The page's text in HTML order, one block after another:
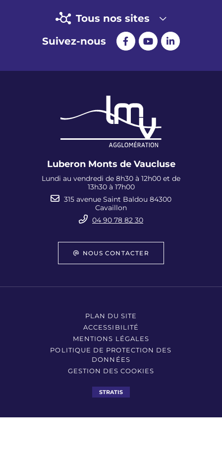
Tous nos sites
Suivez-nous
Luberon Monts de Vaucluse
Lundi au vendredi de 8h30 à 12h00 et de
13h30 à 17h00
315 avenue Saint Baldou 84300
Cavaillon
04 90 78 82 30
NOUS CONTACTER
PLAN DU SITE
ACCESSIBILITÉ
MENTIONS LÉGALES
POLITIQUE DE PROTECTION DES
DONNÉES
GESTION DES COOKIES
STRATIS